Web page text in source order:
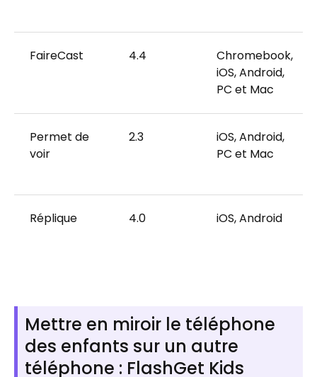
FaireCast 4.4
Chromebook,
iOS, Android,
PC et Mac
Permet de
voir
2.3
iOS, Android,
PC et Mac
Réplique 4.0 iOS, Android
Mettre en miroir le téléphone
des enfants sur un autre
téléphone : FlashGet Kids